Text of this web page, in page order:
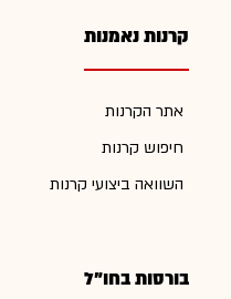
קרנות נאמנות
אתר הקרנות
חיפוש קרנות
השוואה ביצועי קרנות
בורסות בחו"ל